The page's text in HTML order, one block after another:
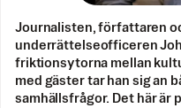
Journalisten, författaren
underrättelseofficeren
friktionsytorna mellan
med gäster tar han sig an
samhällsfrågor. Det här är